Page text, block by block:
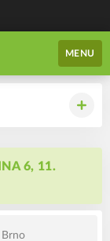
MENU
6, 11.
Brno